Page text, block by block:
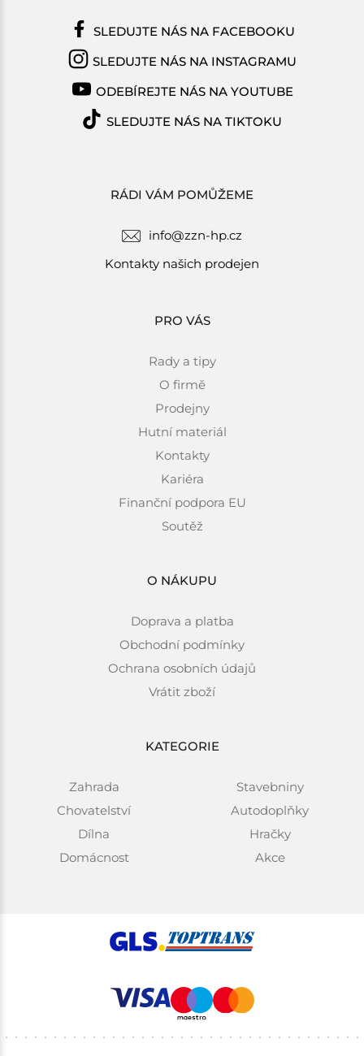
RÁDI VÁM POMŮŽEME
info@zzn-hp.cz
Kontakty našich prodejen
PRO VÁS
Rady a tipy
O firmě
Prodejny
Hutní materiál
Kontakty
Kariéra
Finanční podpora EU
Soutěž
O NÁKUPU
Doprava a platba
Obchodní podmínky
Ochrana osobních údajů
Vrátit zboží
KATEGORIE
Zahrada
Chovatelství
Dílna
Domácnost
Stavebniny
Autodoplňky
Hračky
Akce
SLEDUJTE NÁS NA FACEBOOKU
SLEDUJTE NÁS NA INSTAGRAMU
ODEBÍREJTE NÁS NA YOUTUBE
SLEDUJTE NÁS NA TIKTOKU